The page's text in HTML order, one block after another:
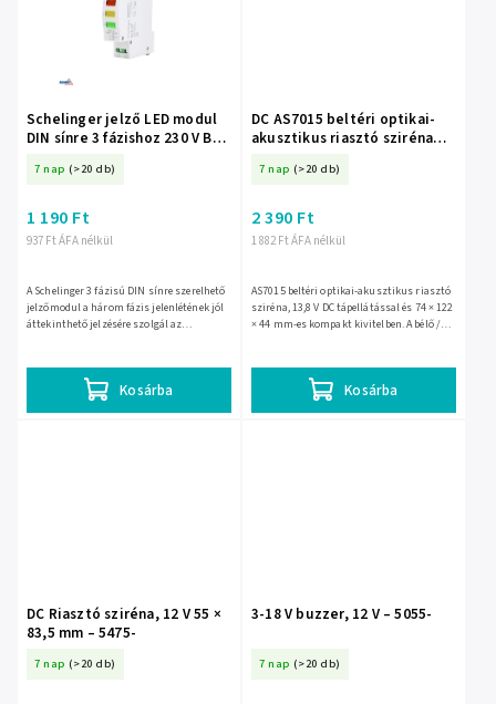
Schelinger jelző LED modul
DIN sínre 3 fázishoz 230 V BM-
7 nap (>20 db)
937 Ft ÁFA nélkül
1 190 Ft
Kosárba
A Schelinger 3 fázisú DIN sínre szerelhető
jelzőmodul a három fázis jelenlétének jól
áttekinthető jelzésére szolgál az
DC AS7015 beltéri optikai-
akusztikus riasztó sziréna
7 nap (>20 db)
1 882 Ft ÁFA nélkül
2 390 Ft
Kosárba
AS7015 beltéri optikai-akusztikus riasztó
sziréna, 13,8 V DC tápellátással és 74 × 122
× 44 mm-es kompakt kivitelben. A bélő /
DC Riasztó sziréna, 12 V 55 ×
83,5 mm – 5475-
7 nap (>20 db)
3-18 V buzzer, 12 V – 5055-
7 nap (>20 db)